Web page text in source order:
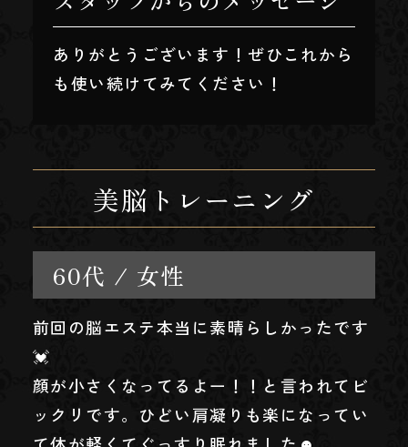
ありがとうございます！ぜひこれから
も使い続けてみてください！
美脳トレーニング
60代 / 女性
前回の脳エステ本当に素晴らしかったです
💓
顔が小さくなってるよー！！と言われてビ
ックリです。ひどい肩凝りも楽になってい